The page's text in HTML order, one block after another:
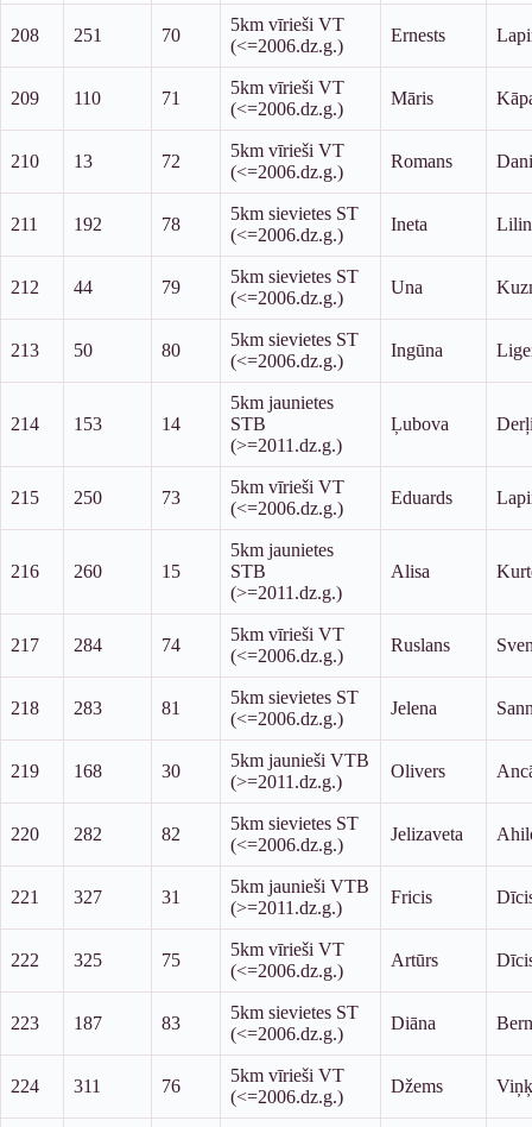
208 251 70
5km vīrieši VT
(<=2006.dz.g.)
Ernests
209 110 71
5km vīrieši VT
(<=2006.dz.g.)
Māris
210 13 72
5km vīrieši VT
(<=2006.dz.g.)
Romans
211 192 78
5km sievietes ST
(<=2006.dz.g.)
Ineta
212 44 79
5km sievietes ST
(<=2006.dz.g.)
Una
213 50 80
5km sievietes ST
(<=2006.dz.g.)
Ingūna
214 153 14
5km jaunietes
STB
(>=2011.dz.g.)
Ļubova
215 250 73
5km vīrieši VT
(<=2006.dz.g.)
Eduards
216 260 15
5km jaunietes
STB
(>=2011.dz.g.)
Alisa
217 284 74
5km vīrieši VT
(<=2006.dz.g.)
Ruslans
218 283 81
5km sievietes ST
(<=2006.dz.g.)
Jelena
219 168 30
5km jaunieši VTB
(>=2011.dz.g.)
Olivers
220 282 82
5km sievietes ST
(<=2006.dz.g.)
Jelizaveta
221 327 31
5km jaunieši VTB
(>=2011.dz.g.)
Fricis
222 325 75
5km vīrieši VT
(<=2006.dz.g.)
Artūrs
223 187 83
5km sievietes ST
(<=2006.dz.g.)
Diāna
224 311 76
5km vīrieši VT
(<=2006.dz.g.)
Džems